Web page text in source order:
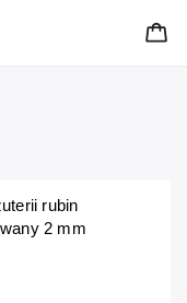
rubin
2 mm